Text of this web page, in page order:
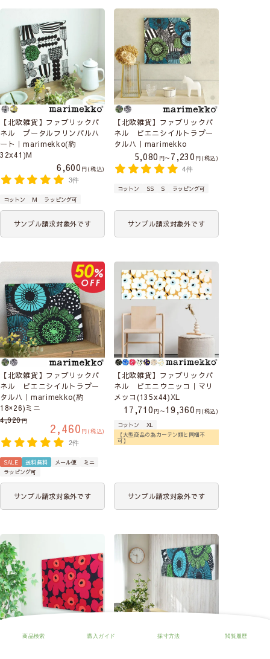
【北欧雑貨】ファブリックパ
ネル プータルフリンパルハ
ート｜marimekko(約
32x41)M
6,600
税込
3件
コットン M ラッピング可
サンプル請求対象外です
【北欧雑貨】ファブリックパ
ネル ピエニシイルトラプー
タルハ｜marimekko
5,080 〜 7,230
税込
4件
コットン SS S ラッピング可
サンプル請求対象外です
【北欧雑貨】ファブリックパ
ネル ピエニシイルトラプー
タルハ｜marimekko(約
18×26)ミニ
4,920
2,460
税込
2件
SALE 送料無料 メール便
ミニ
ラッピング可
サンプル請求対象外です
【北欧雑貨】ファブリックパ
ネル ピエニウニッコ｜マリ
メッコ(135x44)XL
17,710 〜19,360
税込
コットン
XL
【大型商品の為カーテン類と同梱不
可】
サンプル請求対象外です